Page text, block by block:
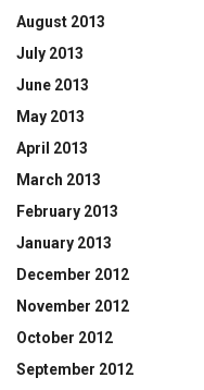
August 2013
July 2013
June 2013
May 2013
April 2013
March 2013
February 2013
January 2013
December 2012
November 2012
October 2012
September 2012